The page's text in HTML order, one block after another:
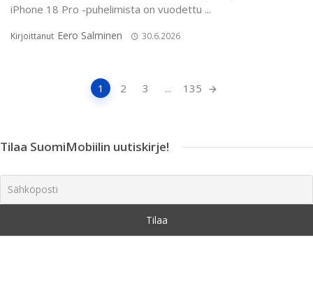
iPhone 18 Pro -puhelimista on vuodettu ...
Kirjoittanut Eero Salminen 30.6.2026
1 2 3 ... 135
Tilaa SuomiMobiilin uutiskirje!